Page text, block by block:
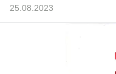
25.08.2023